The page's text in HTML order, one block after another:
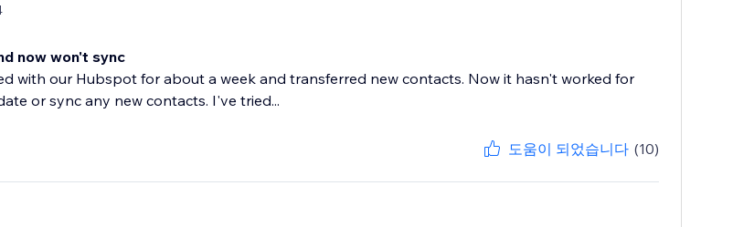
now won't sync
with our Hubspot for about a week and transferred new contacts. Now it hasn't worked for
or sync any new contacts. I've tried...
도움이 되었습니다 (10)